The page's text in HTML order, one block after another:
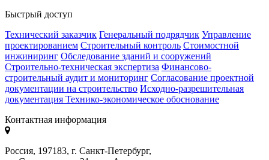
Быстрый доступ
Технический заказчик Генеральный подрядчик Управление
проектированием Строительный контроль Стоимостной
инжиниринг Обследование зданий и сооружений
Строительно-техническая экспертиза Финансово-
строительный аудит и мониторинг Согласование проектной
документации на строительство Исходно-разрешительная
документация Технико-экономическое обоснование
Контактная информация
Россия, 197183, г. Санкт-Петербург,